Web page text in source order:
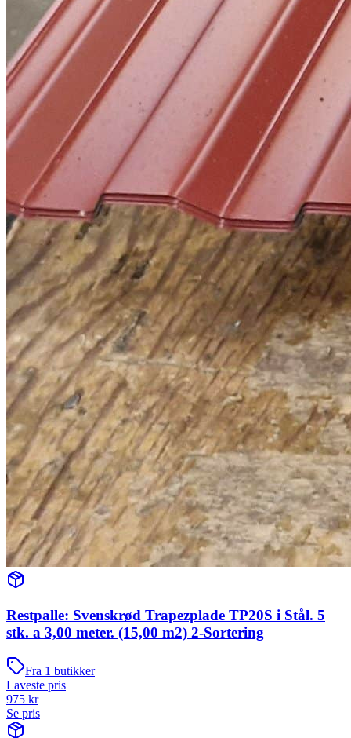
Restpalle: Svenskrød Trapezplade TP20S i Stål. 5
stk. a 3,00 meter. (15,00 m2) 2-Sortering
Fra 1 butikker
Laveste pris
975 kr
Se pris